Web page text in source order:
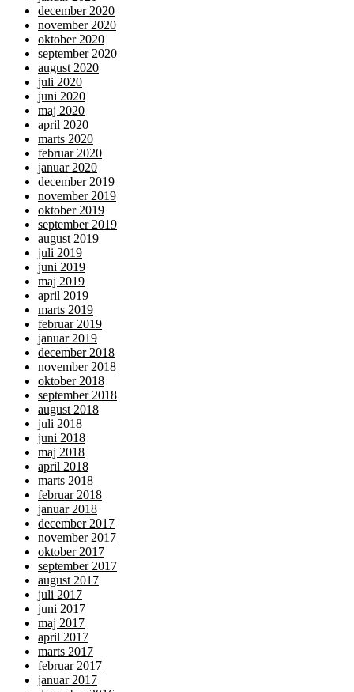
december 2020
november 2020
oktober 2020
september 2020
august 2020
juli 2020
juni 2020
maj 2020
april 2020
marts 2020
februar 2020
januar 2020
december 2019
november 2019
oktober 2019
september 2019
august 2019
juli 2019
juni 2019
maj 2019
april 2019
marts 2019
februar 2019
januar 2019
december 2018
november 2018
oktober 2018
september 2018
august 2018
juli 2018
juni 2018
maj 2018
april 2018
marts 2018
februar 2018
januar 2018
december 2017
november 2017
oktober 2017
september 2017
august 2017
juli 2017
juni 2017
maj 2017
april 2017
marts 2017
februar 2017
januar 2017